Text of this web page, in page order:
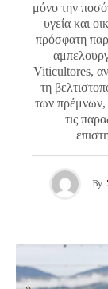
μόνο την
υγεία και
πρόσφατη
Viticultores,
τη
των πρέμνων,
τις
By